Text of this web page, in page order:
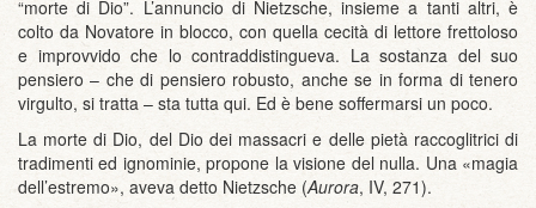
“morte di Dio”. L’annuncio di Nietzsche, insieme a tanti altri, è
colto da Novatore in blocco, con quella cecità di lettore frettoloso
e improvvido che lo contraddistingueva. La sostanza del suo
pensiero – che di pensiero robusto, anche se in forma di tenero
virgulto, si tratta – sta tutta qui. Ed è bene soffermarsi un poco.
La morte di Dio, del Dio dei massacri e delle pietà raccoglitrici di
tradimenti ed ignominie, propone la visione del nulla. Una «magia
dell’estremo», aveva detto Nietzsche (Aurora, IV, 271).